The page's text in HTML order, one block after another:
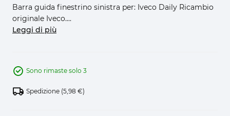
Barra guida finestrino sinistra per: Iveco Daily Ricambio
originale Iveco....
Leggi di più
Sono rimaste solo 3
Spedizione (5,98 €)